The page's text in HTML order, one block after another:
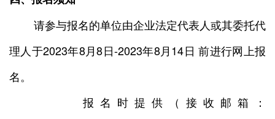
请参与报名的单位由企业法定代表人或其委托代
理人于2023年8月8日-2023年8月14日 前进行网上报
名。
报名时提供（接收邮箱：